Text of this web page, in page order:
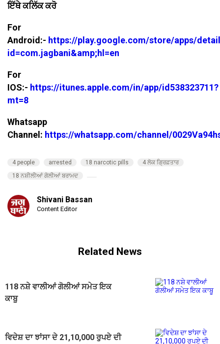
ਇੱਥੇ ਕਲਿੱਕ ਕਰੋ
For
Android:- https://play.google.com/store/apps/
id=com.jagbani&amp;hl=en
For
IOS:- https://itunes.apple.com/in/app/id538323711?
mt=8
Whatsapp
Channel: https://whatsapp.com/channel/
4 people arrested 18 narcotic pills
4 ਲੋਕ ਗ੍ਰਿਫ਼ਤਾਰ
18 ਨਸ਼ੀਲੀਆਂ ਗੋਲੀਆਂ ਬਰਾਮਦ
Shivani Bassan
Content Editor
Related News
118 ਨਸ਼ੇ ਵਾਲੀਆਂ ਗੋਲੀਆਂ ਸਮੇਤ ਇਕ
ਕਾਬੂ
ਵਿਦੇਸ਼ ਦਾ ਝਾਂਸਾ ਦੇ 21,10,000 ਰੁਪਏ ਦੀ